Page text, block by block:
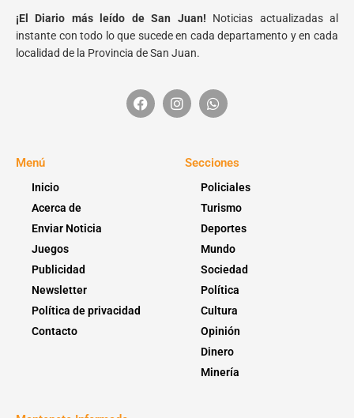
¡El Diario más leído de San Juan! Noticias actualizadas al
instante con todo lo que sucede en cada departamento y en cada
localidad de la Provincia de San Juan.
Menú
Inicio
Acerca de
Enviar Noticia
Juegos
Publicidad
Newsletter
Política de privacidad
Contacto
Secciones
Policiales
Turismo
Deportes
Mundo
Sociedad
Política
Cultura
Opinión
Dinero
Minería